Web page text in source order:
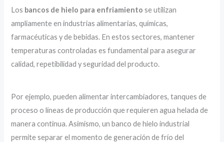
Los bancos de hielo para enfriamiento se utilizan
ampliamente en industrias alimentarias, químicas,
farmacéuticas y de bebidas. En estos sectores, mantener
temperaturas controladas es fundamental para asegurar
calidad, repetibilidad y seguridad del producto.
Por ejemplo, pueden alimentar intercambiadores, tanques de
proceso o líneas de producción que requieren agua helada de
manera continua. Asimismo, un banco de hielo industrial
permite separar el momento de generación de frío del